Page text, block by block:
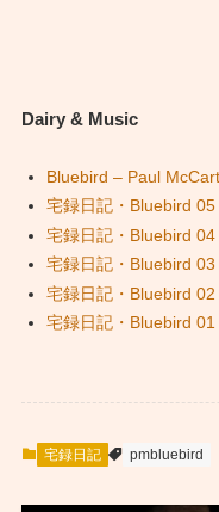
Dairy & Music
Bluebird – Paul
宅録日記・Bluebird 05
宅録日記・Bluebird 04
宅録日記・Bluebird 03
宅録日記・Bluebird 02
宅録日記・Bluebird 01
宅録日記 pmbluebird